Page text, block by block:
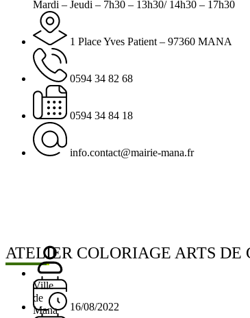
Mardi – Jeudi – 7h30 – 13h30/ 14h30 – 17h30
1 Place Yves Patient – 97360 MANA
0594 34 82 68
0594 34 84 18
info.contact@mairie-mana.fr
Ville
de
Mana
ATELIER COLORIAGE ARTS
16/08/2022